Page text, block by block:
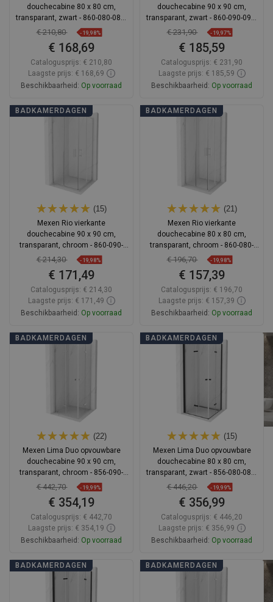
douchecabine 80 x 80 cm,
transparant, zwart - 860-080-080-
70-00
€ 210,80 -19,98%
€ 168,69
Catalogusprijs: € 210,80
Laagste prijs: € 168,69
Beschikbaarheid: Op voorraad
In winkelwagen
douchecabine 90 x 90 cm,
transparant, zwart - 860-090-090-
70-00
€ 231,90 -19,97%
€ 185,59
Catalogusprijs: € 231,90
Laagste prijs: € 185,59
Beschikbaarheid: Op voorraad
In winkelwagen
BADKAMERDAGEN
(15)
Mexen Rio vierkante
douchecabine 90 x 90 cm,
transparant, chroom - 860-090-
090-01-00
€ 214,30 -19,98%
€ 171,49
Catalogusprijs: € 214,30
Laagste prijs: € 171,49
Beschikbaarheid: Op voorraad
In winkelwagen
BADKAMERDAGEN
(21)
Mexen Rio vierkante
douchecabine 80 x 80 cm,
transparant, chroom - 860-080-
080-01-00
€ 196,70 -19,98%
€ 157,39
Catalogusprijs: € 196,70
Laagste prijs: € 157,39
Beschikbaarheid: Op voorraad
In winkelwagen
BADKAMERDAGEN
(22)
Mexen Lima Duo opvouwbare
douchecabine 90 x 90 cm,
transparant, chroom - 856-090-
090-02-00
€ 442,70 -19,99%
€ 354,19
Catalogusprijs: € 442,70
Laagste prijs: € 354,19
Beschikbaarheid: Op voorraad
In winkelwagen
BADKAMERDAGEN
(15)
Mexen Lima Duo opvouwbare
douchecabine 80 x 80 cm,
transparant, zwart - 856-080-080-
70-00-02
€ 446,20 -19,99%
€ 356,99
Catalogusprijs: € 446,20
Laagste prijs: € 356,99
Beschikbaarheid: Op voorraad
In winkelwagen
BADKAMERDAGEN BADKAMERDAGEN